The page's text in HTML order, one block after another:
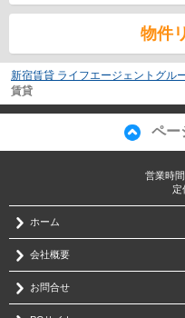
物件
新宿賃貸 ライフエージェントグル
賃貸
ペー
営業時
定
ホーム
会社概要
お問合せ